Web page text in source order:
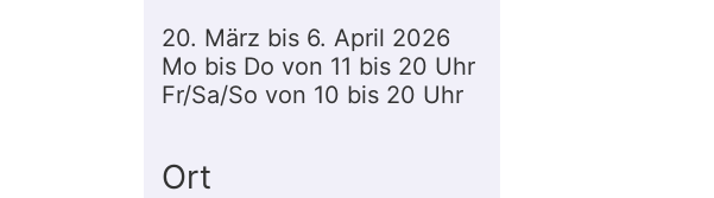
20. März bis 6. April 2026
Mo bis Do von 11 bis 20 Uhr
Fr/Sa/So von 10 bis 20 Uhr
Ort